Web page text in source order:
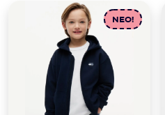
NEO!